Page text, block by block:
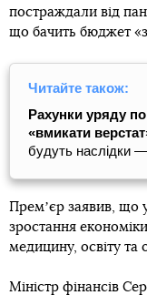
постраждали від
що бачить бюджет
Читайте також:
Рахунки уряду
«вмикати
будуть наслідки
Премʼєр заявив, що
зростання
медицину, освіту та
Міністр фінансів